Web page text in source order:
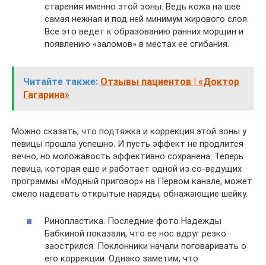
старения именно этой зоны. Ведь кожа на шее
самая нежная и под ней минимум жирового слоя.
Все это ведет к образованию ранних морщин и
появлению «заломов» в местах ее сгибания.
Читайте также: Отзывы пациентов | «Доктор
Гагарина»
Можно сказать, что подтяжка и коррекция этой зоны у
певицы прошла успешно. И пусть эффект не продлится
вечно, но моложавость эффективно сохранена. Теперь
певица, которая еще и работает одной из со-ведущих
программы «Модный приговор» на Первом канале, может
смело надевать открытые наряды, обнажающие шейку.
Ринопластика. Последние фото Надежды
Бабкиной показали, что ее нос вдруг резко
заострился. Поклонники начали поговаривать о
его коррекции. Однако заметим, что